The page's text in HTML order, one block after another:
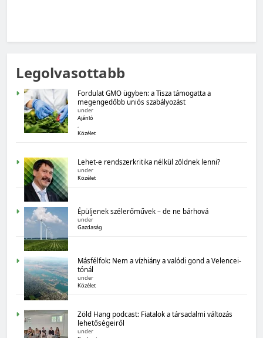
Magyarország számokban: Fogyasztói bizalom,
gazdasági várakozások
MAGYARORSZÁG SZÁMOKBAN
Magyarország számokban: Államadósság
MAGYARORSZÁG SZÁMOKBAN
Legolvasottabb
Fordulat GMO ügyben: a Tisza támogatta a
megengedőbb uniós szabályozást
under
Ajánló
,
Közélet
Lehet-e rendszerkritika nélkül zöldnek lenni?
under
Közélet
Épüljenek szélerőművek – de ne bárhová
under
Gazdaság
Másfélfok: Nem a vízhiány a valódi gond a Velencei-
tónál
under
Közélet
Zöld Hang podcast: Fiatalok a társadalmi változás
lehetőségeiről
under